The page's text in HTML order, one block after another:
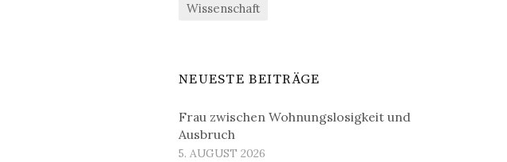
Wissenschaft
NEUESTE BEITRÄGE
Frau zwischen Wohnungslosigkeit und
Ausbruch
5. AUGUST 2026